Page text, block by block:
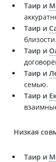
Таир и
Таир и
близости.
Таир и
Таир и
семью.
Таир и
Низкая
Таир и